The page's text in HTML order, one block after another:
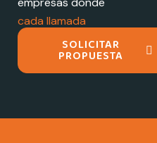
cada llamada
importa
SOLICITAR
PROPUESTA